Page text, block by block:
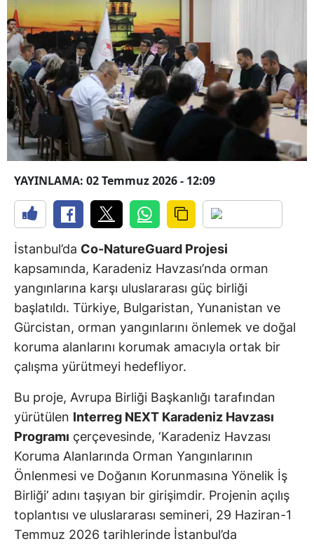
YAYINLAMA: 02 Temmuz 2026 - 12:09
İstanbul’da Co-NatureGuard Projesi
kapsamında, Karadeniz Havzası’nda orman
yangınlarına karşı uluslararası güç birliği
başlatıldı. Türkiye, Bulgaristan, Yunanistan ve
Gürcistan, orman yangınlarını önlemek ve doğal
koruma alanlarını korumak amacıyla ortak bir
çalışma yürütmeyi hedefliyor.
Bu proje, Avrupa Birliği Başkanlığı tarafından
yürütülen Interreg NEXT Karadeniz Havzası
Programı çerçevesinde, ‘Karadeniz Havzası
Koruma Alanlarında Orman Yangınlarının
Önlenmesi ve Doğanın Korunmasına Yönelik İş
Birliği’ adını taşıyan bir girişimdir. Projenin açılış
toplantısı ve uluslararası semineri, 29 Haziran-1
Temmuz 2026 tarihlerinde İstanbul’da